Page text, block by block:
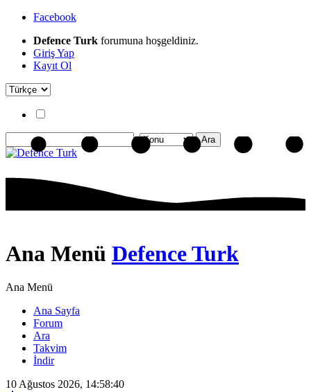
Facebook
Defence Turk forumuna hoşgeldiniz.
Giriş Yap
Kayıt Ol
Ana Menü Defence Turk
Ana Menü
Ana Sayfa
Forum
Ara
Takvim
İndir
10 Ağustos 2026, 14:58:40